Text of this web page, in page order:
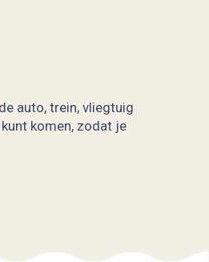
auto, trein, vliegtuig
komen, zodat je